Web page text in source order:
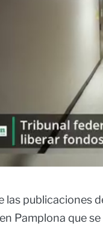
las publicaciones
Pamplona que